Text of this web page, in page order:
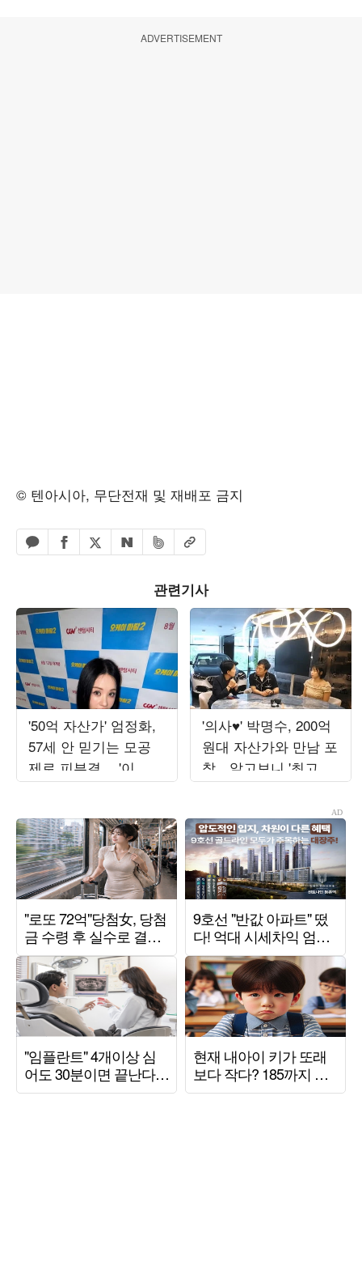
ADVERTISEMENT
© 텐아시아, 무단전재 및 재배포 금지
카카오톡 공유하기
페이스북 공유하기
엑스 공유하기
네이버 공유하기
밴드 공유하기
URL복사
관련기사
'50억 자산가' 엄정화,
57세 안 믿기는 모공
제로 피부결 …'이 미
모 실화냐'
'의사♥' 박명수, 200억
원대 자산가와 만남 포
착…알고보니 '최고급
수입차 판매왕' ('사당